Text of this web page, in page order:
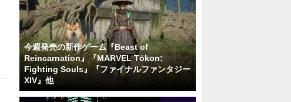
今週発売の新作ゲーム『Beast of
Reincarnation』『MARVEL Tōkon:
Fighting Souls』『ファイナルファンタジー
XIV』他